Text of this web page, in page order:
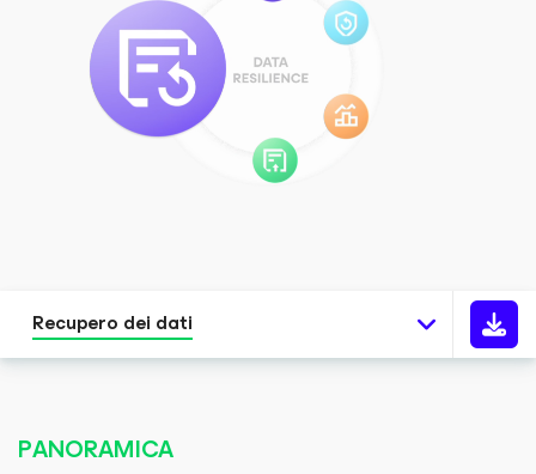
Recupero dei dati
PANORAMICA